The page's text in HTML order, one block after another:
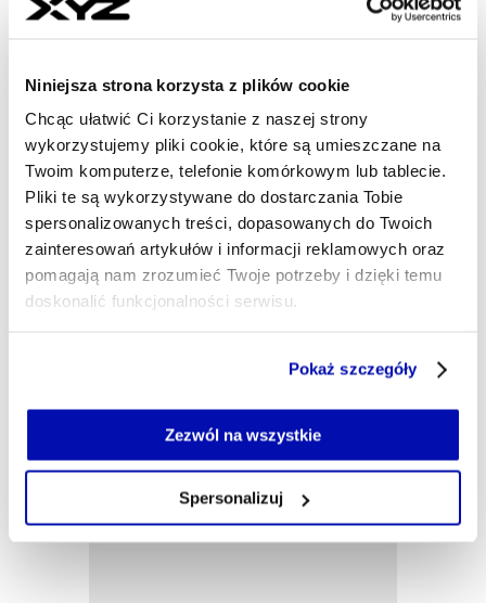
Niniejsza strona korzysta z plików cookie
Chcąc ułatwić Ci korzystanie z naszej strony
wykorzystujemy pliki cookie, które są umieszczane na
Twoim komputerze, telefonie komórkowym lub tablecie.
Pliki te są wykorzystywane do dostarczania Tobie
spersonalizowanych treści, dopasowanych do Twoich
zainteresowań artykułów i informacji reklamowych oraz
pomagają nam zrozumieć Twoje potrzeby i dzięki temu
doskonalić funkcjonalności serwisu.
Jeżeli nie wyrażasz zgody na zapisywanie plików cookie,
możesz łatwo zarządzać swoimi uprawnieniami, np. we
własnej przeglądarce internetowej lub po wybraniu opcji
Pokaż szczegóły
Zezwól na wszystkie
Spersonalizuj
04.08.2025, 05:45